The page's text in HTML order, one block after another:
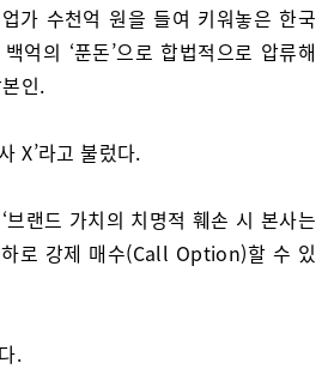
가 수천억 원을 들여 키워놓은 한국
억의 ‘푼돈’으로 합법적으로 압류해
인.
X’라고 불렀다.
브랜드 가치의 치명적 훼손 시 본사는
로 강제 매수(Call Option)할 수 있
.